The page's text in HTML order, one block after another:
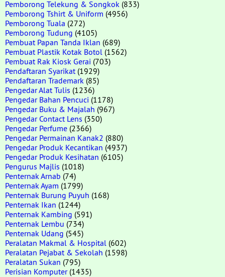
Pemborong Telekung & Songkok (833)
Pemborong Tshirt & Uniform (4956)
Pemborong Tuala (272)
Pemborong Tudung (4105)
Pembuat Papan Tanda Iklan (689)
Pembuat Plastik Kotak Botol (1562)
Pembuat Rak Kiosk Gerai (703)
Pendaftaran Syarikat (1929)
Pendaftaran Trademark (85)
Pengedar Alat Tulis (1236)
Pengedar Bahan Pencuci (1178)
Pengedar Buku & Majalah (967)
Pengedar Contact Lens (350)
Pengedar Perfume (2366)
Pengedar Permainan Kanak2 (880)
Pengedar Produk Kecantikan (4937)
Pengedar Produk Kesihatan (6105)
Pengurus Majlis (1018)
Penternak Arnab (74)
Penternak Ayam (1799)
Penternak Burung Puyuh (168)
Penternak Ikan (1244)
Penternak Kambing (591)
Penternak Lembu (734)
Penternak Udang (545)
Peralatan Makmal & Hospital (602)
Peralatan Pejabat & Sekolah (1598)
Peralatan Sukan (795)
Perisian Komputer(1435)